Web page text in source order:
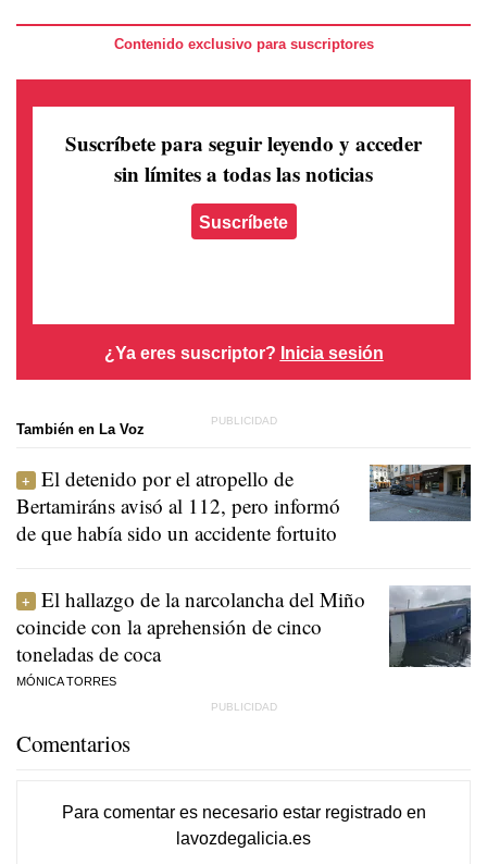
Contenido exclusivo para suscriptores
Suscríbete para seguir leyendo y acceder
sin límites a todas las noticias
Suscríbete
¿Ya eres suscriptor? Inicia sesión
También en La Voz
El detenido por el atropello de
Bertamiráns avisó al 112, pero informó
de que había sido un accidente fortuito
El hallazgo de la narcolancha del Miño
coincide con la aprehensión de cinco
toneladas de coca
MÓNICA TORRES
Comentarios
Para comentar es necesario estar registradoen
lavozdegalicia.es